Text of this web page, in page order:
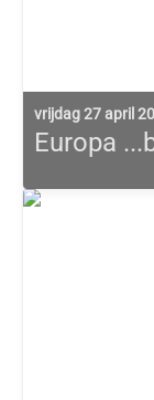
vrijdag 27 april
Europa